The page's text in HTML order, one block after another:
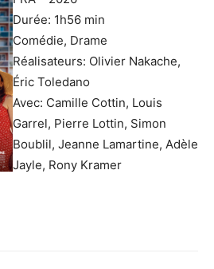
Durée: 1h56 min
Comédie, Drame
Réalisateurs: Olivier Nakache,
Éric Toledano
Avec: Camille Cottin, Louis
Garrel, Pierre Lottin, Simon
Boublil, Jeanne Lamartine, Adèle
Jayle, Rony Kramer